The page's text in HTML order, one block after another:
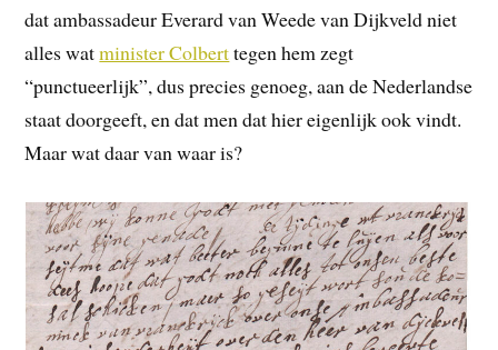
dat ambassadeur Everard van Weede van Dijkveld niet
alles watminister Colberttegen hem zegt
“punctueerlijk”, dus precies genoeg, aan de Nederlandse
staat doorgeeft, en dat men dat hier eigenlijk ook vindt.
Maar wat daar van waar is?